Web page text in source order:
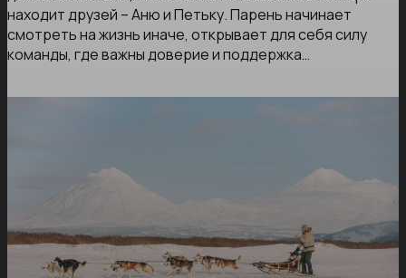
находит друзей – Аню и Петьку. Парень начинает
смотреть на жизнь иначе, открывает для себя силу
команды, где важны доверие и поддержка…